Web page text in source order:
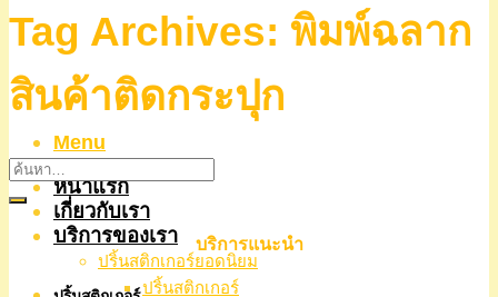
Menu
หน้าแรก
เกี่ยวกับเรา
บริการของเรา
ปริ้นสติกเกอร์ยอดนิยม
ปริ้นสติกเกอร์
Tag Archives: พิมพ์ฉลาก
สินค้าติดกระปุก
บริการแนะนำ